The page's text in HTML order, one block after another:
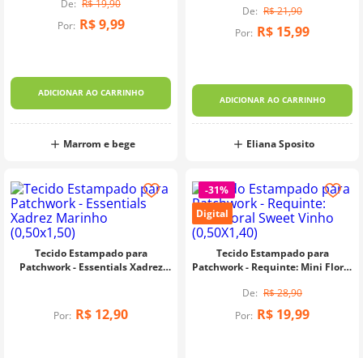
R$19,90
Por: R$ 9,99
ADICIONAR AO CARRINHO
Marrom e bege
R$21,90
Por: R$ 15,99
ADICIONAR AO CARRINHO
Eliana Sposito
Tecido Estampado para
Patchwork - Essentials Xadrez
Por: R$ 12,90
-31%
Digital
Tecido Estampado para
Patchwork - Requinte: Mini Floral
R$28,90
Por: R$ 19,99